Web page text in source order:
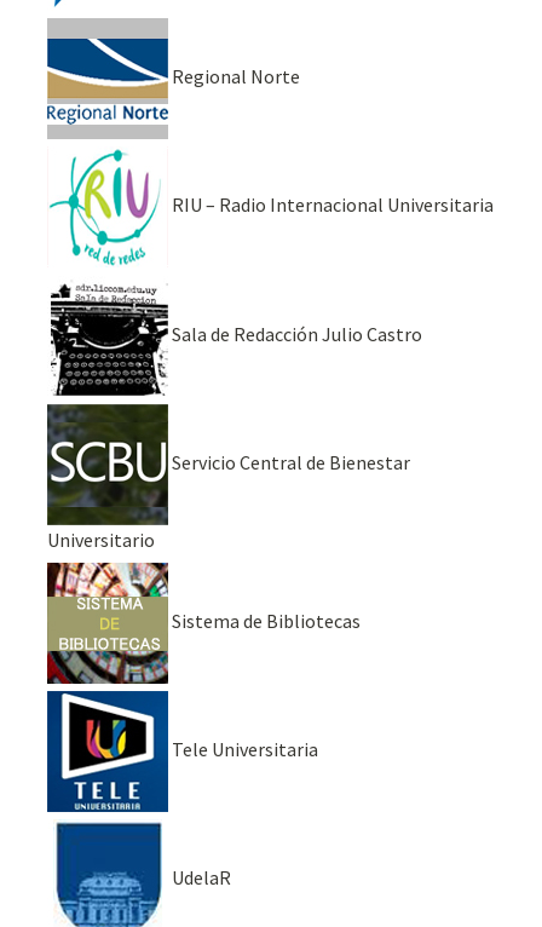
Regional Norte
RIU – Radio Internacional Universitaria
Sala de Redacción Julio Castro
Servicio Central de Bienestar
Universitario
Sistema de Bibliotecas
Tele Universitaria
UdelaR